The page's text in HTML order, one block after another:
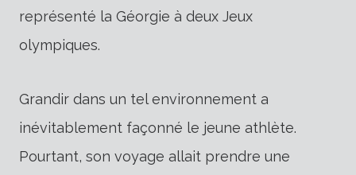
représenté la Géorgie à deux Jeux
olympiques.
Grandir dans un tel environnement a
inévitablement façonné le jeune athlète.
Pourtant, son voyage allait prendre une